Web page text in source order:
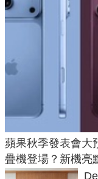
蘋果秋季發表會大
疊機登場？新機亮